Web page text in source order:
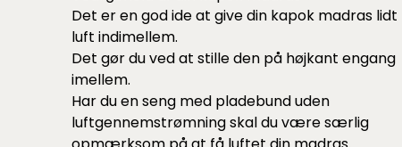
Det er en god ide at give din kapok madras lidt
luft indimellem.
Det gør du ved at stille den på højkant engang
imellem.
Har du en seng med pladebund uden
luftgennemstrømning skal du være særlig